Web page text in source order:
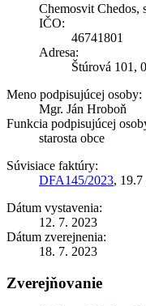
Chemosvit Chedos,
IČO:
46741801
Adresa:
Štúrová 101,
Meno podpisujúcej osoby:
Mgr. Ján Hroboň
Funkcia podpisujúcej
starosta obce
Súvisiace faktúry:
DFA145/2023, 19.7
Dátum vystavenia:
12. 7. 2023
Dátum zverejnenia:
18. 7. 2023
Zverejňovanie